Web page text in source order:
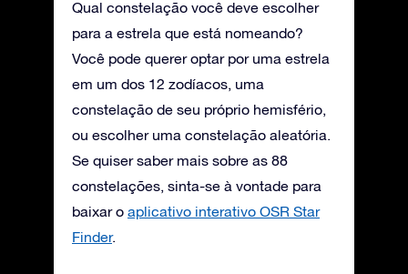
Qual constelação você deve escolher
para a estrela que está nomeando?
Você pode querer optar por uma estrela
em um dos 12 zodíacos, uma
constelação de seu próprio hemisfério,
ou escolher uma constelação aleatória.
Se quiser saber mais sobre as 88
constelações, sinta-se à vontade para
baixar o aplicativo interativo OSR Star
Finder.